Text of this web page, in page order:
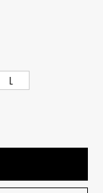
L